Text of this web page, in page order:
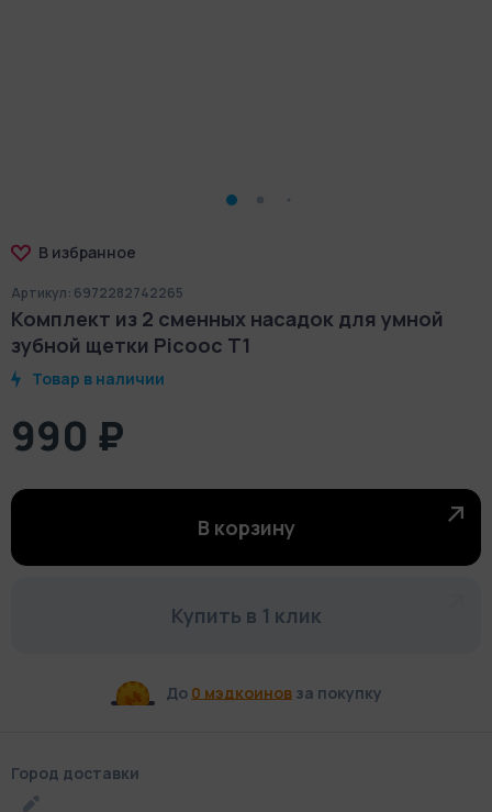
В избранное
Артикул: 6972282742265
Комплект из 2 сменных насадок для умной
зубной щетки Picooc T1
Товар в наличии
990 ₽
В корзину
Купить в 1 клик
До 0 мэдкоиновза покупку
Город доставки